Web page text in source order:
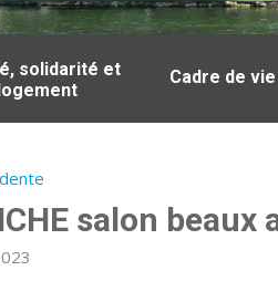
solidarité et
Cadre de vie
salon